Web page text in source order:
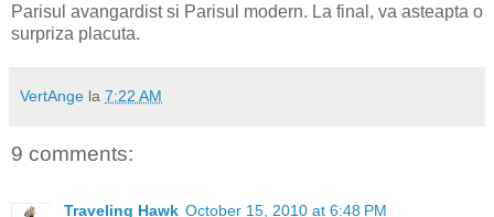
Parisul avangardist si Parisul modern. La final, va asteapta o
surpriza placuta.
VertAnge la 7:22 AM
9 comments:
Traveling Hawk October 15, 2010 at 6:48 PM